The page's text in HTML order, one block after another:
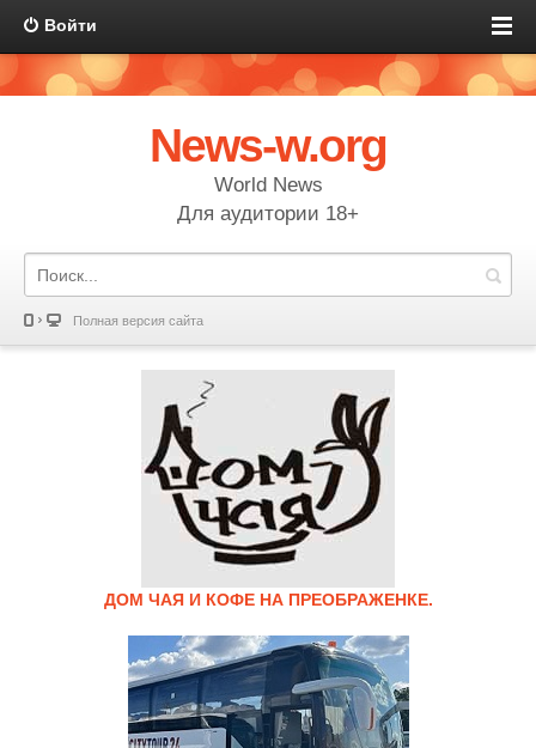
Войти
News-w.org
World News
Для аудитории 18+
Полная версия сайта
ДОМ ЧАЯ И КОФЕ НА ПРЕОБРАЖЕНКЕ.